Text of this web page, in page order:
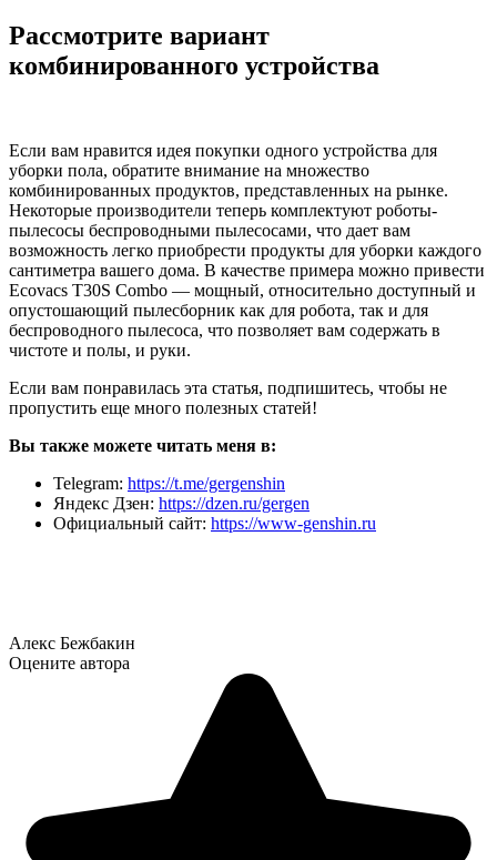
Рассмотрите вариант
комбинированного устройства
Если вам нравится идея покупки одного устройства для
уборки пола, обратите внимание на множество
комбинированных продуктов, представленных на рынке.
Некоторые производители теперь комплектуют роботы-
пылесосы беспроводными пылесосами, что дает вам
возможность легко приобрести продукты для уборки каждого
сантиметра вашего дома. В качестве примера можно привести
Ecovacs T30S Combo — мощный, относительно доступный и
опустошающий пылесборник как для робота, так и для
беспроводного пылесоса, что позволяет вам содержать в
чистоте и полы, и руки.
Если вам понравилась эта статья, подпишитесь, чтобы не
пропустить еще много полезных статей!
Вы также можете читать меня в:
Telegram: https://t.me/gergenshin
Яндекс Дзен: https://dzen.ru/gergen
Официальный сайт: https://www-genshin.ru
Алекс Бежбакин
Оцените автора